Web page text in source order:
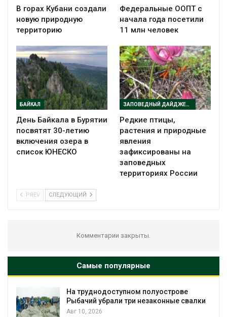
В горах Кубани создали
новую природную
территорию
Федеральные ООПТ с
начала года посетили
11 млн человек
БАЙКАЛ
День Байкала в Бурятии
посвятят 30-летию
включения озера в
список ЮНЕСКО
ЗАПОВЕДНЫЙ ДАЙДЖЕСТ
Редкие птицы,
растения и природные
явления
зафиксированы на
заповедных
территориях России
PREV СЛЕДУЮЩИЙ
Комментарии закрыты.
Самые популярные
свалки
Региональный
в России фактически